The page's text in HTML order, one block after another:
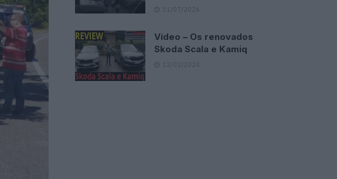
31/07/2026
Vídeo – Os renovados
Skoda Scala e Kamiq
12/02/2024